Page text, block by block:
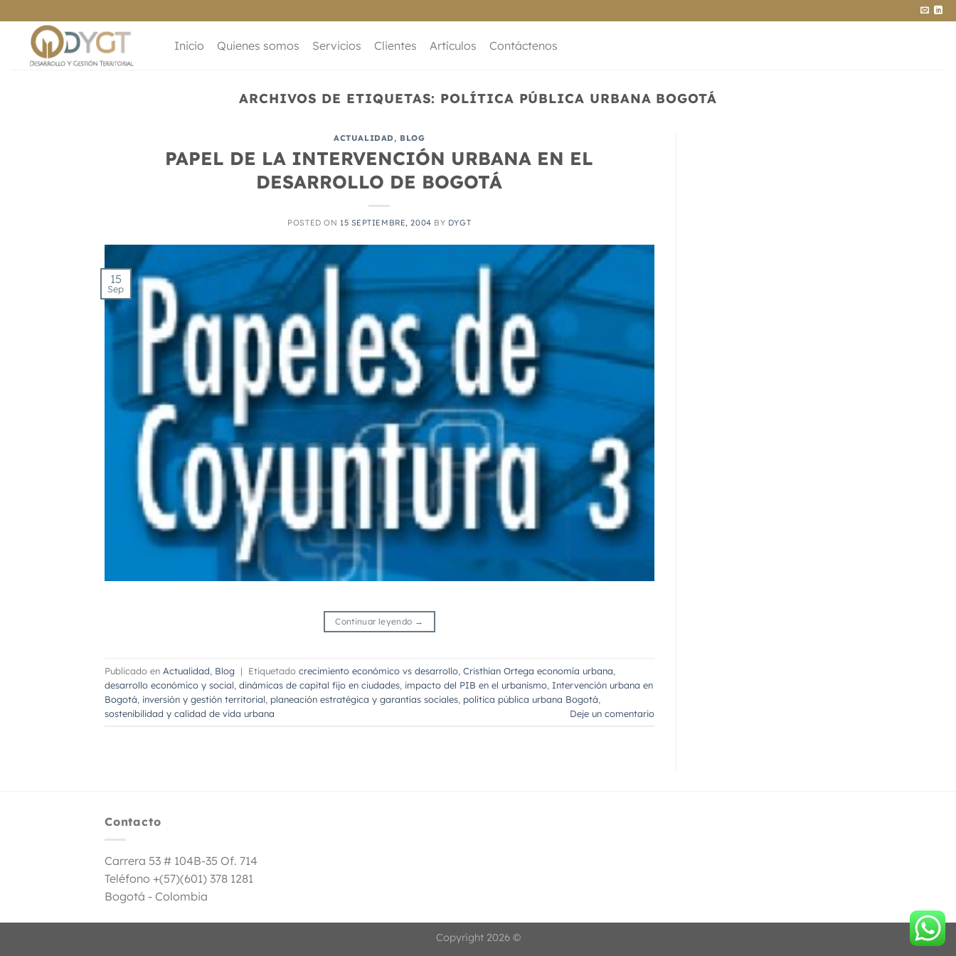
al
contenido
Inicio Quienes somos Servicios Clientes Artículos Contáctenos
ARCHIVOS DE ETIQUETAS: POLÍTICA PÚBLICA URBANA BOGOTÁ
ACTUALIDAD, BLOG
PAPEL DE LA INTERVENCIÓN URBANA EN EL
DESARROLLO DE BOGOTÁ
POSTED ON 15 SEPTIEMBRE, 2004 BY DYGT
15
Sep
Continuar leyendo →
Publicado en Actualidad Blog | Etiquetado crecimiento económico vs desarrollo Cristhian Ortega economía urbana
desarrollo económico y social dinámicas de capital fijo en ciudades impacto del PIB en el urbanismo Intervención urbana en
Bogotá inversión y gestión territorial planeación estratégica y garantías sociales política pública urbana Bogotá
sostenibilidad y calidad de vida urbana
Deje un comentario
Contacto
Carrera 53 # 104B-35 Of. 714
Teléfono +(57)(601) 378 1281
Bogotá - Colombia
Copyright 2026 ©